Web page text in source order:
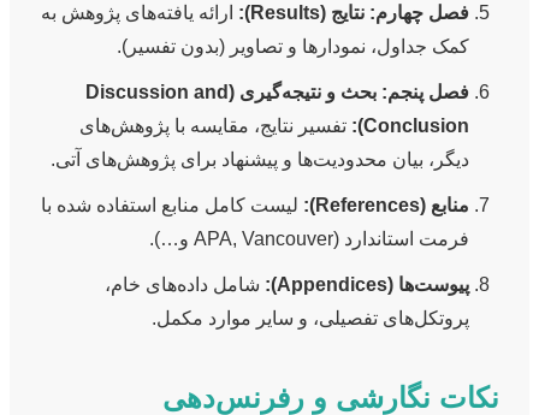
فصل چهارم: نتایج (Results):
ارائه یافته‌های پژوهش به
کمک جداول، نمودارها و تصاویر (بدون تفسیر).
فصل پنجم: بحث و نتیجه‌گیری (Discussion and
Conclusion):
تفسیر نتایج، مقایسه با پژوهش‌های
دیگر، بیان محدودیت‌ها و پیشنهاد برای پژوهش‌های آتی.
منابع (References):
لیست کامل منابع استفاده شده با
فرمت استاندارد (APA, Vancouver و…).
پیوست‌ها (Appendices):
شامل داده‌های خام،
پروتکل‌های تفصیلی، و سایر موارد مکمل.
نکات نگارشی و رفرنس‌دهی